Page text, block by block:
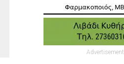
Advertisement